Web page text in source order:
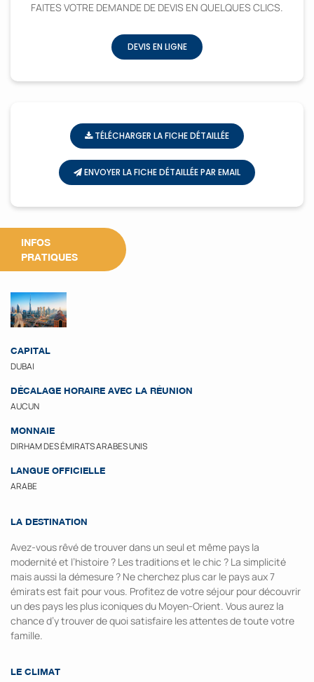
FAITES VOTRE DEMANDE DE DEVIS EN QUELQUES CLICS.
DEVIS EN LIGNE
TÉLÉCHARGER LA FICHE DÉTAILLÉE
ENVOYER LA FICHE DÉTAILLÉE PAR EMAIL
INFOS
PRATIQUES
CAPITAL
DUBAI
DÉCALAGE HORAIRE AVEC LA RÉUNION
AUCUN
MONNAIE
DIRHAM DES ÉMIRATS ARABES UNIS
LANGUE OFFICIELLE
ARABE
LA DESTINATION
Avez-vous rêvé de trouver dans un seul et même pays la
modernité et l’histoire ? Les traditions et le chic ? La simplicité
mais aussi la démesure ? Ne cherchez plus car le pays aux 7
émirats est fait pour vous. Profitez de votre séjour pour découvrir
un des pays les plus iconiques du Moyen-Orient. Vous aurez la
chance d’y trouver de quoi satisfaire les attentes de toute votre
famille.
LE CLIMAT